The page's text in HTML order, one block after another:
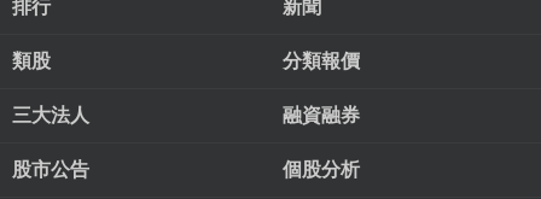
排行 新聞
類股 分類報價
三大法人 融資融券
股市公告 個股分析